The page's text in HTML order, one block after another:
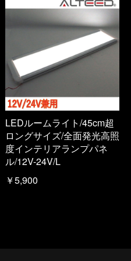
LEDルームライト/45cm超
ロングサイズ/全面発光高照
度インテリアランプパネ
ル/12V-24V/L
￥5,900